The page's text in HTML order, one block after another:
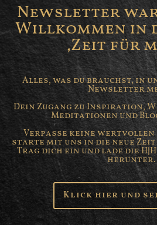
Newsletter
Willkommen in
‚Zeit für
Alles, was du brauchst, in
Newsletter
Dein Zugang zu Inspiration,
Meditationen und
Verpasse keine wertvollen
starte mit uns in die neue
Trag dich ein und lade die
herunter.
Klick hier und